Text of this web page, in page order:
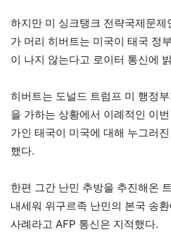
하지만 미 싱크탱크 전략국제문
가 머리 히버트는 미국이 태국 정
이 나지 않는다고 로이터 통신에
히버트는 도널드 트럼프 미 행정
을 가하는 상황에서 이례적인 이
가인 태국이 미국에 대해 누그러
했다.
한편 그간 난민 추방을 추진해온
내세워 위구르족 난민의 본국 송
사례라고 AFP 통신은 지적했다.